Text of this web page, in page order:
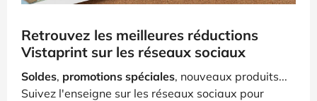
Retrouvez les meilleures réductions
Vistaprint sur les réseaux sociaux
Soldes, promotions spéciales, nouveaux produits...
Suivez l'enseigne sur les réseaux sociaux pour